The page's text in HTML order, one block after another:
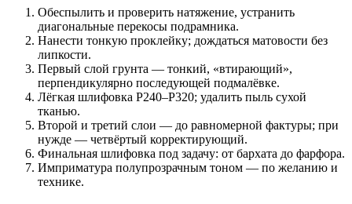
Обеспылить и проверить натяжение, устранить
диагональные перекосы подрамника.
Нанести тонкую проклейку; дождаться матовости без
липкости.
Первый слой грунта — тонкий, «втирающий»,
перпендикулярно последующей подмалёвке.
Лёгкая шлифовка P240–P320; удалить пыль сухой
тканью.
Второй и третий слои — до равномерной фактуры; при
нужде — четвёртый корректирующий.
Финальная шлифовка под задачу: от бархата до фарфора.
Имприматура полупрозрачным тоном — по желанию и
технике.